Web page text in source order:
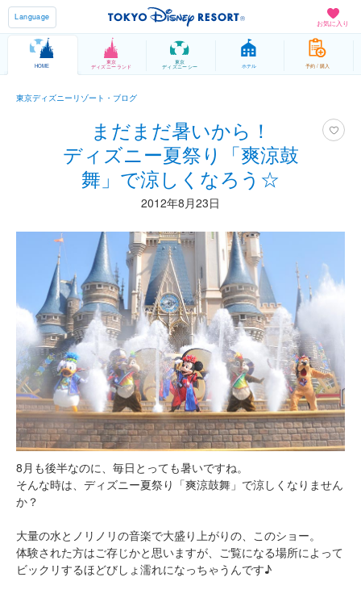
お気に入り
Language
HOME
東京
ディズニーランド
東京
ディズニーシー ホテル 予約 / 購入
東京ディズニーリゾート・ブログ
まだまだ暑いから！
ディズニー夏祭り「爽涼鼓
舞」で涼しくなろう☆
2012年8月23日
8月も後半なのに、毎日とっても暑いですね。
そんな時は、ディズニー夏祭り「爽涼鼓舞」で涼しくなりません
か？
大量の水とノリノリの音楽で大盛り上がりの、このショー。
体験された方はご存じかと思いますが、ご覧になる場所によって
ビックリするほどびしょ濡れになっちゃうんです♪